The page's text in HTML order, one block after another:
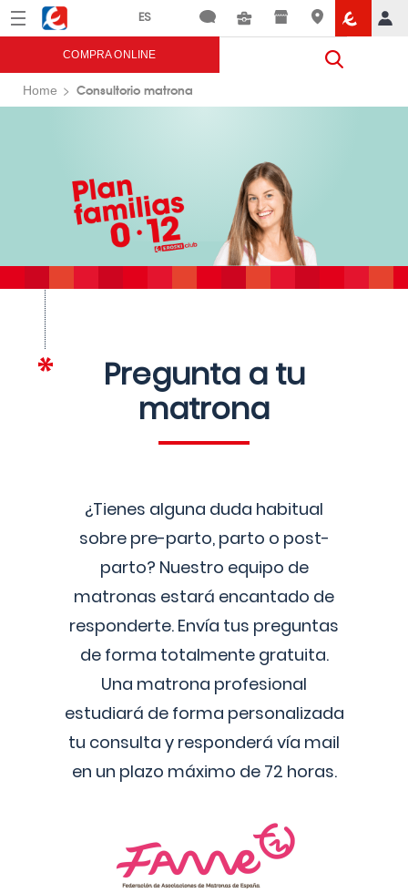
Menú Eroski
COMPRA ONLINE
Home Consultorio matrona
Pregunta a tu
matrona
¿Tienes alguna duda habitual
sobre pre-parto, parto o post-
parto? Nuestro equipo de
matronas estará encantado de
responderte. Envía tus preguntas
de forma totalmente gratuita.
Una matrona profesional
estudiará de forma personalizada
tu consulta y responderá vía mail
en un plazo máximo de 72 horas.